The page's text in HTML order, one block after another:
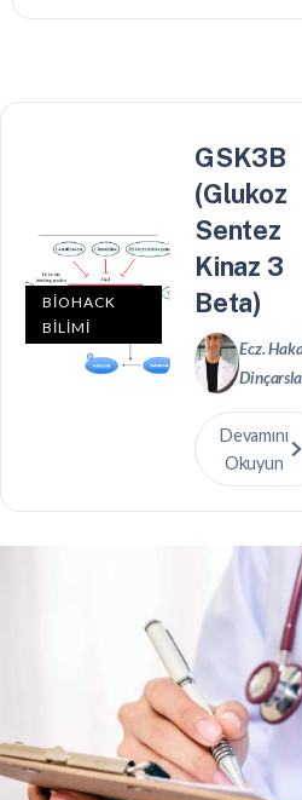
BİOHACK
BİLİMİ
GSK3B
(Glukoz
Sentez
Kinaz 3
Beta)
Ecz.
Devamını
Okuyun